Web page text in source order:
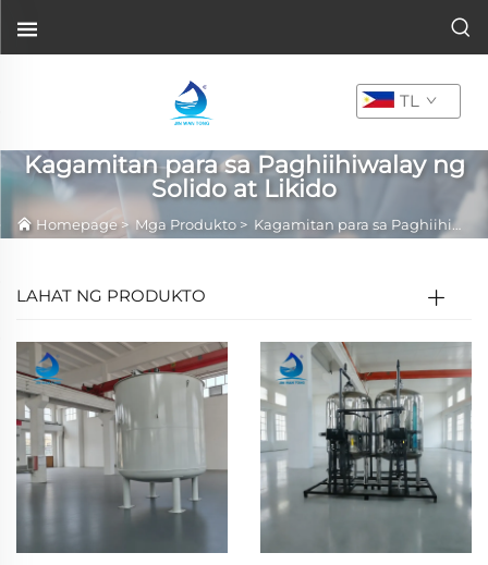
TL
Kagamitan para sa Paghiihiwalay ng
Solido at Likido
Homepage> Mga Produkto > Kagamitan para sa Paghiihiwalay ng Solido at Likido
LAHAT NG PRODUKTO